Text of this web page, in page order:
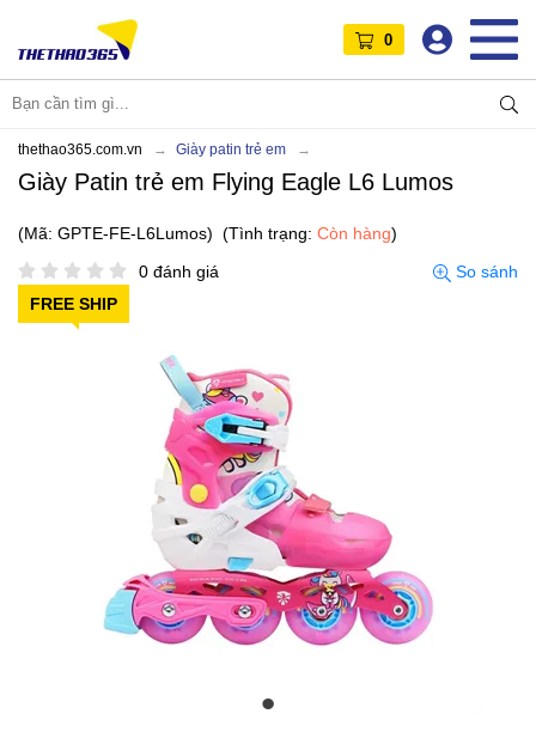
0
thethao365.com.vn Giày patin trẻ em
Giày Patin trẻ em Flying Eagle L6 Lumos
(Mã: GPTE-FE-L6Lumos) (Tình trạng: Còn hàng)
0 đánh giá
So sánh
FREE SHIP